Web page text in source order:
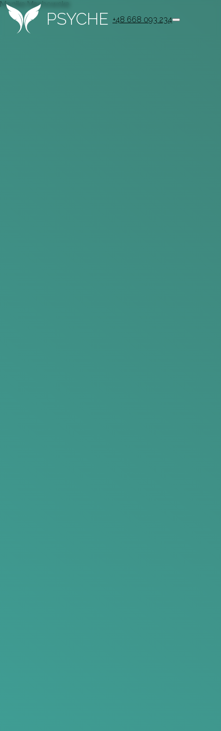
PSYCHE +48 668 093 234
Monika Machowska